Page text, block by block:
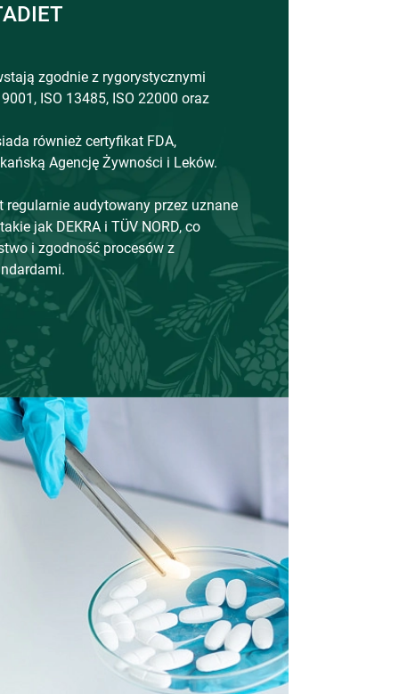
zgodnie z rygorystycznymi
ISO 13485, ISO 22000 oraz
również certyfikat FDA,
Agencję Żywności i Leków.
regularnie audytowany przez uznane
jak DEKRA i TÜV NORD, co
i zgodność procesów z